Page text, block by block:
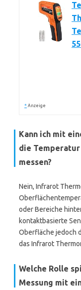
* Anzeige
Kann ich mit
die
messen?
Nein, Infrarot
oder Bereiche
kontaktbasierte
Oberfläche jedoch
das Infrarot
Welche Rolle
Messung mit